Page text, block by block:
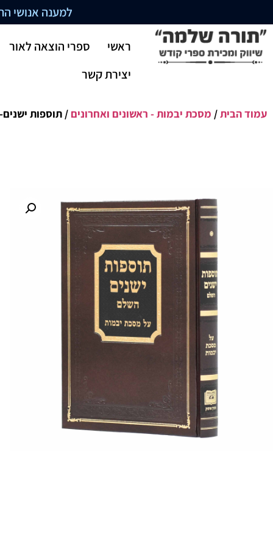
למענה אנושי התקשרו
ראשי
ספרי הוצאה לאור
יצירת קשר
עמוד הבית/ מסכת יבמות - ראשונים ואחרונים / תוספות